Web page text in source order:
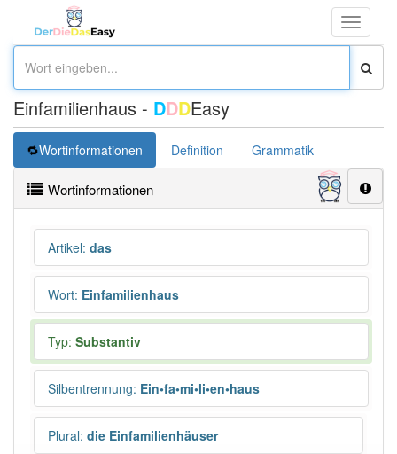
Toggle
Einfamilienhaus - DDDEasy
Wortinformationen Definition Grammatik
Wortinformationen
Artikel: das
Wort: Einfamilienhaus
Typ: Substantiv
Silbentrennung: Ein•fa•mi•li•en•haus
Plural: die Einfamilienhäuser